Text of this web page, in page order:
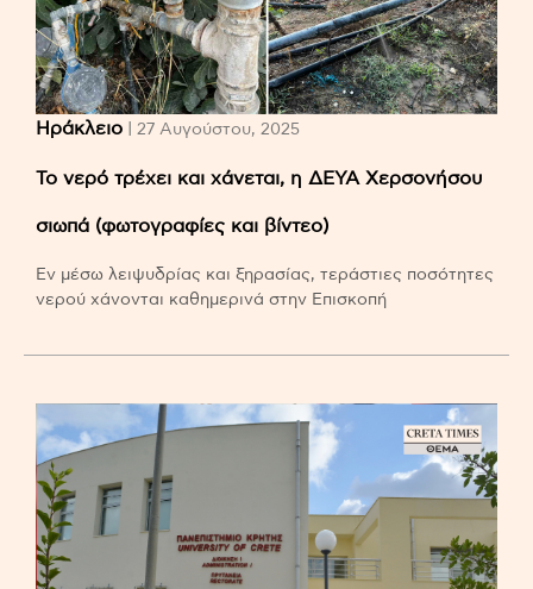
Ηράκλειο | 27 Αυγούστου, 2025
Το νερό τρέχει και χάνεται, η ΔΕΥΑ Χερσονήσου
σιωπά (φωτογραφίες και βίντεο)
Εν μέσω λειψυδρίας και ξηρασίας, τεράστιες ποσότητες
νερού χάνονται καθημερινά στην Επισκοπή